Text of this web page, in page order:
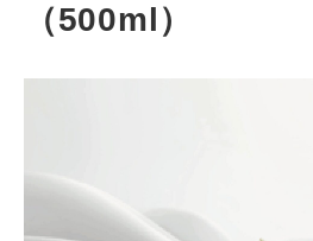
（500ml）